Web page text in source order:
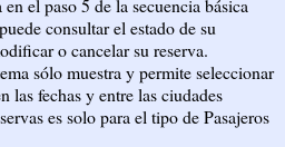
el paso 5 de la secuencia básica
consultar el estado de su
o cancelar su reserva.
sólo muestra y permite seleccionar
las fechas y entre las ciudades
es solo para el tipo de Pasajeros